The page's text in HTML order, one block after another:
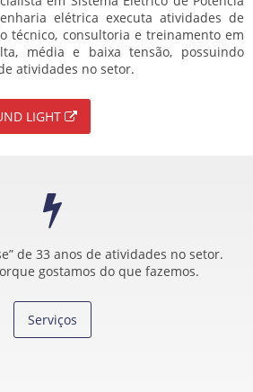
elétrica executa atividades de
técnico, consultoria e treinamento em
média e baixa tensão, possuindo
atividades no setor.
LIGHT
de 33 anos de atividades no setor.
gostamos do que fazemos.
Serviços